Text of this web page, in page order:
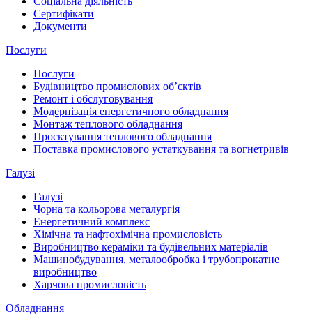
Сертифікати
Документи
Послуги
Послуги
Будівництво промислових обʼєктів
Ремонт і обслуговування
Модернізація енергетичного обладнання
Монтаж теплового обладнання
Проєктування теплового обладнання
Поставка промислового устаткування та вогнетривів
Галузі
Галузі
Чорна та кольорова металургія
Енергетичний комплекс
Хімічна та нафтохімічна промисловість
Виробництво кераміки та будівельних матеріалів
Машинобудування, металообробка і трубопрокатне
виробництво
Харчова промисловість
Обладнання